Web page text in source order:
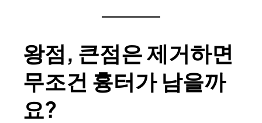
왕점, 큰점은 제거하면
무조건 흉터가 남을까
요?